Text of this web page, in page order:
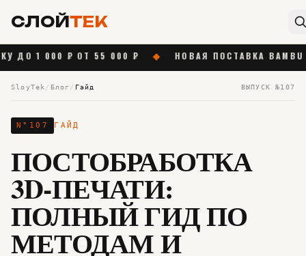
СЛОЙТЕК
₽ ОТ 55 000 ₽ ◆ НОВАЯ ПОСТАВКА BAMBU LAB ◆
SloyTek / Блог / Гайд ВЫПУСК №107
N° 107 ГАЙД
ПОСТОБРАБОТКА
3D-ПЕЧАТИ:
ПОЛНЫЙ ГИД ПО
МЕТОДАМ И